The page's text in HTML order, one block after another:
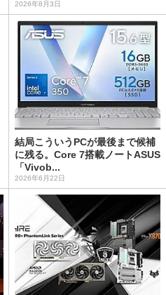
2026年8月3日
結局こういうPCが最後まで候補
に残る。Core 7搭載ノートASUS
「Vivob...
2026年6月22日